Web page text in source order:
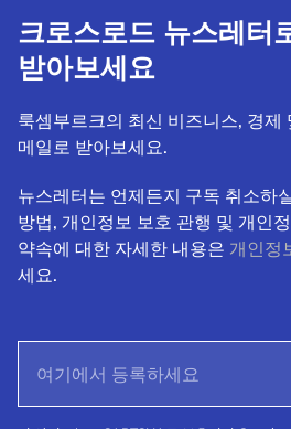
크로스로드 뉴스레터
받아보세요
룩셈부르크의 최신 비즈니스, 경제
메일로 받아보세요.
뉴스레터는 언제든지 구독 취소하
방법, 개인정보 보호 관행 및 개인
약속에 대한 자세한 내용은 개인정
세요.